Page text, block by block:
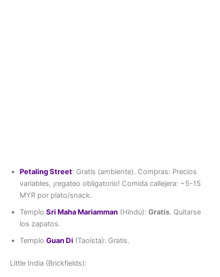
Petaling Street: Gratis (ambiente). Compras: Precios
variables, ¡regateo obligatorio! Comida callejera: ~5-15
MYR por plato/snack.
Templo Sri Maha Mariamman (Hindú): Gratis. Quitarse
los zapatos.
Templo Guan Di (Taoísta): Gratis.
Little India (Brickfields):